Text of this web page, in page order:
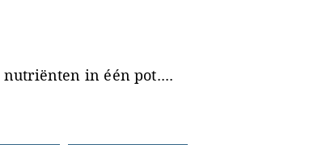
in één pot....